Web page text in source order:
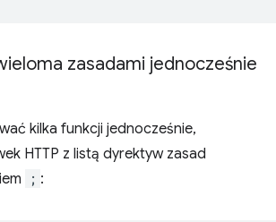
zasadami jednocześnie
kilka funkcji jednocześnie,
HTTP z listą dyrektyw zasad
; :